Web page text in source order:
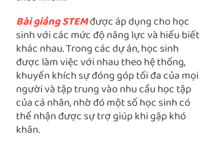
Bài giảng STEMđược áp dụng cho học
sinh với các mức độ năng lực và hiểu biết
khác nhau. Trong các dự án, học sinh
được làm việc với nhau theo hệ thống,
khuyến khích sự đóng góp tối đa của mọi
người và tập trung vào nhu cầu học tập
của cá nhân, nhờ đó một số học sinh có
thể nhận được sự trợ giúp khi gặp khó
khăn.